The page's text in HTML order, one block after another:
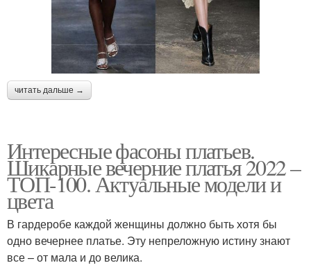
читать дальше →
Интересные фасоны платьев.
Шикарные вечерние платья 2022 –
ТОП-100. Актуальные модели и
цвета
В гардеробе каждой женщины должно быть хотя бы
одно вечернее платье. Эту непреложную истину знают
все – от мала и до велика.